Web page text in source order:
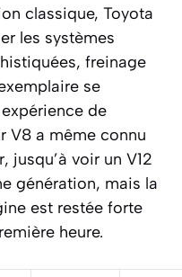
classique, Toyota
les systèmes
freinage
se
de
V8 a même connu
jusqu’à voir un V12
génération, mais la
est restée forte
heure.